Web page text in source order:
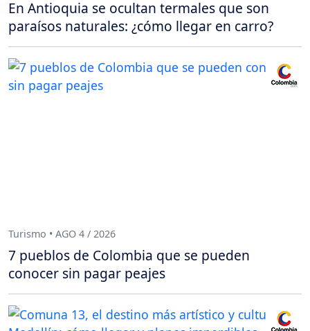
En Antioquia se ocultan termales que son
paraísos naturales: ¿cómo llegar en carro?
Turismo • AGO 4 / 2026
7 pueblos de Colombia que se pueden
conocer sin pagar peajes